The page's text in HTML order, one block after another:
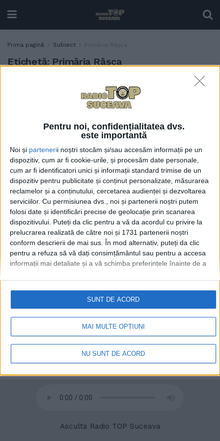
Pentru noi, confidențialitatea dvs.
este importantă
Noi și partenerii noștri stocăm și/sau accesăm informații pe un
dispozitiv, cum ar fi cookie-urile, și procesăm date personale,
cum ar fi identificatori unici și informații standard trimise de un
dispozitiv pentru publicitate și conținut personalizate, măsurarea
reclamelor și a conținutului, cercetarea audienței și dezvoltarea
serviciilor. Cu permisiunea dvs., noi și partenerii noștri putem
folosi date și identificări precise de geolocație prin scanarea
dispozitivului. Puteți da clic pentru a vă da acordul cu privire la
prelucrarea realizată de către noi și 1731 partenerii noștri
conform descrierii de mai sus. În mod alternativ, puteți da clic
pentru a refuza să vă dați consimțământul sau pentru a accesa
informații mai detaliate și a vă schimba preferințele înainte de a
retrageți consimțământul în orice moment, revenind la acest site
și făcând clic pe butonul "Confidențialitate" din partea de jos a
paginii web.
MAI MULTE OPȚIUNI
NU SUNT DE ACORD
SUNT DE ACORD
Prima pagină Subiect Primăria Râșca
Etichetă: Primăria Râșca
Gheorghe Flutur, la Râșca:
Primarul Ionuț Andreica
reprezintă generația
PNL Suceava este mîndru
26 OCTOMBRIE, 2024
© 2020 Radio TOP Suceava 104 FM
Asculta Radio TOP Suceava